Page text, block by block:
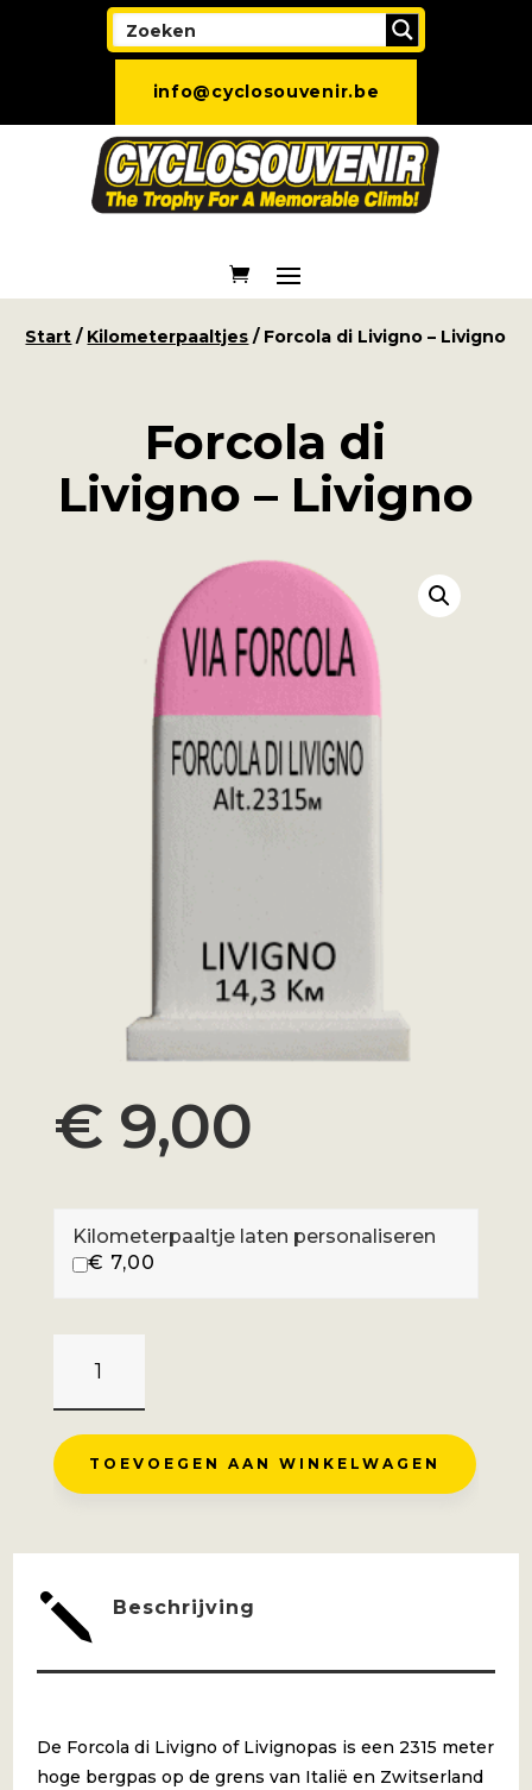
info@cyclosouvenir.be
Start / Kilometerpaaltjes / Forcola di Livigno – Livigno
Forcola di
Livigno – Livigno
€ 9,00
Kilometerpaaltje laten personaliseren
€ 7,00
LIVIGNO
-
LIVIGNO
TOEVOEGEN AAN WINKELWAGEN
j Beschrijving
De Forcola di Livigno of Livignopas is een 2315 meter
hoge bergpas op de grens van Italië en Zwitserland